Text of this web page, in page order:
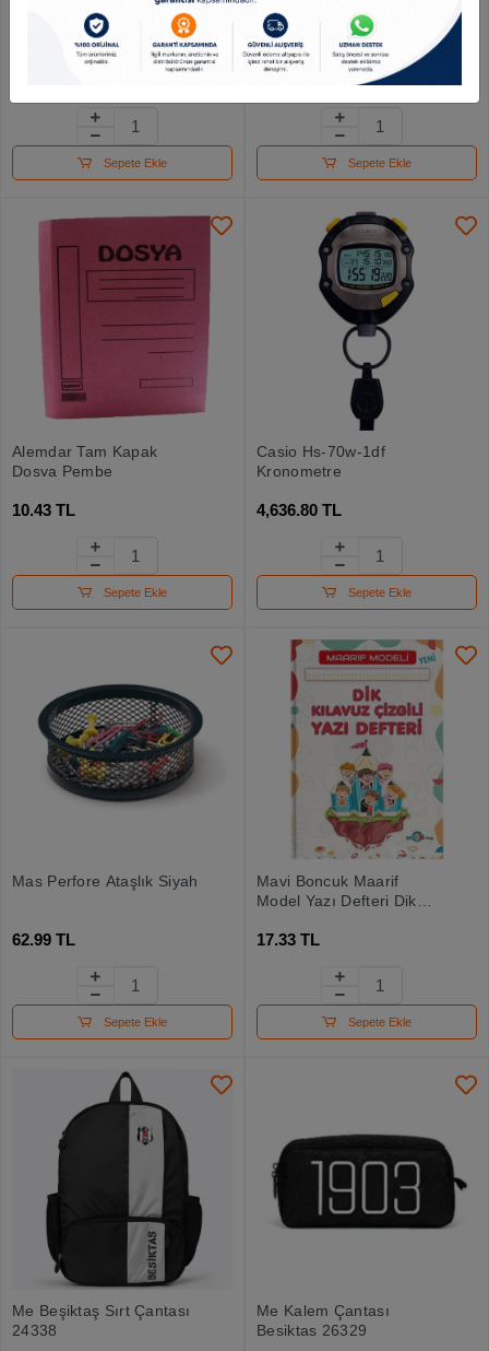
Mas Kalemlik Metal
Perforeli Silindir Mavi 500
Sepete Ekle
Mas Ambalaj Lastik Poşet
Midi %100 Kauçuk 500 Gr
365
Sepete Ekle
Alemdar Tam Kapak
Dosya Pembe
10.43 TL
Sepete Ekle
Casio Hs-70w-1df
Kronometre
4,636.80 TL
Sepete Ekle
Mas Perfore Ataşlık Siyah
62.99 TL
Sepete Ekle
Mavi Boncuk Maarif
Model Yazı Defteri Dik
17.33 TL
Sepete Ekle
Me Beşiktaş Sırt Çantası
24338
Me Kalem Çantası
Beşiktaş 26329